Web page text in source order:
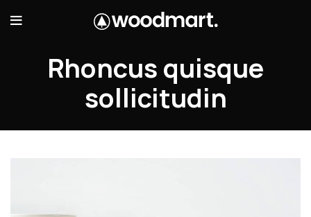
Rhoncus quisque
sollicitudin